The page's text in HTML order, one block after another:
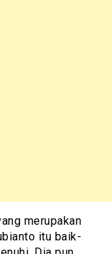
merupakan
itu baik-